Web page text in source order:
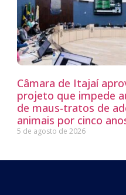
Câmara de Itajaí
projeto que impede
de maus-tratos de
animais por cinco
5 de agosto de 2026